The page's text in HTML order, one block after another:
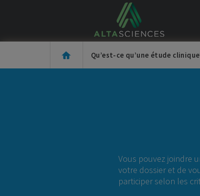
Qu’est-ce qu’une étude
Vous pouvez joindre
votre dossier et de
participer selon les